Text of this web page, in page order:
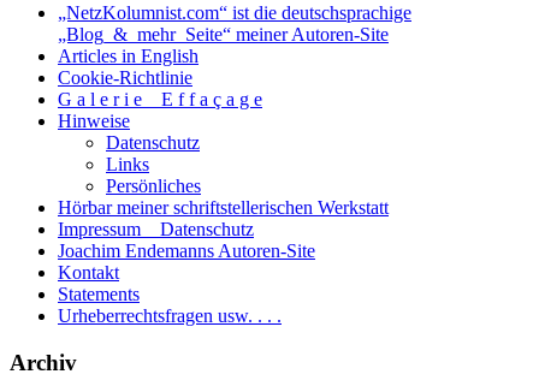
„NetzKolumnist.com“ ist die deutschsprachige
„Blog_&_mehr_Seite“ meiner Autoren-Site
Articles in English
Cookie-Richtlinie
G a l e r i e _ E f f a ç a g e
Hinweise
Datenschutz
Links
Persönliches
Hörbar meiner schriftstellerischen Werkstatt
Impressum _ Datenschutz
Joachim Endemanns Autoren-Site
Kontakt
Statements
Urheberrechtsfragen usw. . . .
Archiv